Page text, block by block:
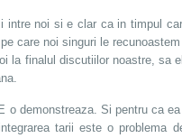
noi si e clar ca in timpul
care noi singuri le
la finalul discutiilor noastre, sa
o demonstreaza. Si pentru ca
tarii este o problema